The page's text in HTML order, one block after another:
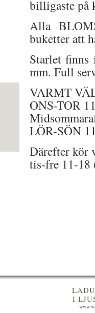
billigaste på
Alla
buketter att
Starlet finns
mm. Full
VARMT
ONS-TOR
LÖR-SÖN
Därefter kör
tis-fre 11-18
I